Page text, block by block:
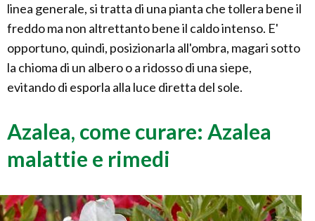
linea generale, si tratta di una pianta che tollera bene il
freddo ma non altrettanto bene il caldo intenso. E'
opportuno, quindi, posizionarla all'ombra, magari sotto
la chioma di un albero o a ridosso di una siepe,
evitando di esporla alla luce diretta del sole.
Azalea, come curare: Azalea
malattie e rimedi